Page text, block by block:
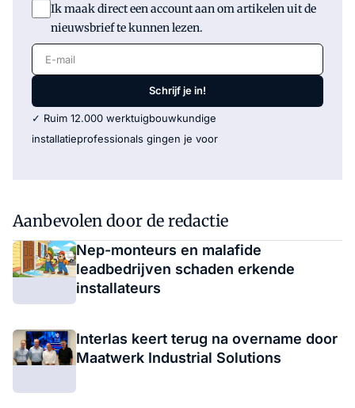
Ik maak direct een account aan om artikelen uit de
nieuwsbrief te kunnen lezen.
E-mail
Schrijf je in!
✓ Ruim 12.000 werktuigbouwkundige
installatieprofessionals gingen je voor
Aanbevolen door de redactie
Nep-monteurs en malafide
leadbedrijven schaden erkende
installateurs
Interlas keert terug na overname door
Maatwerk Industrial Solutions